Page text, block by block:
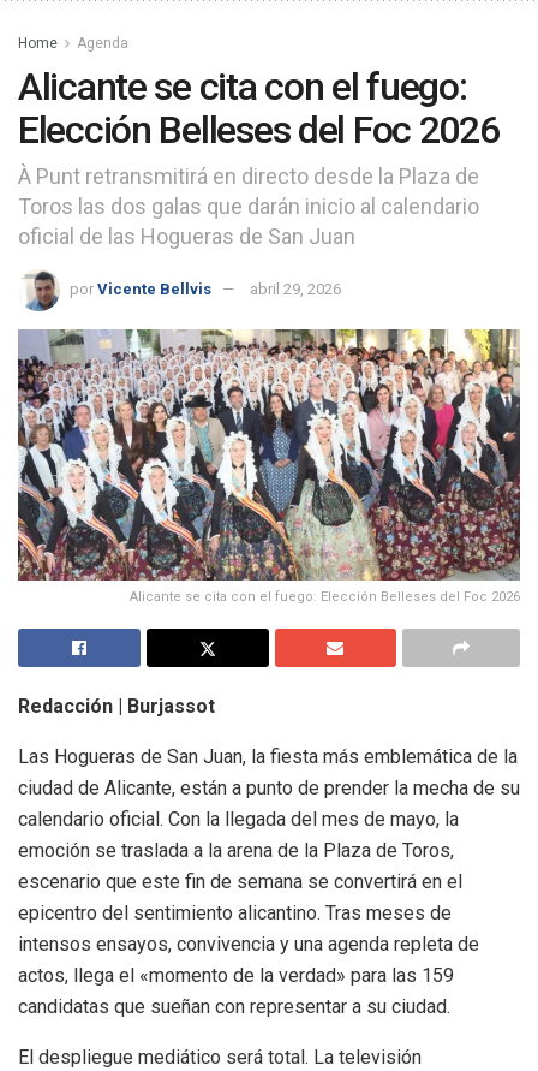
Home Agenda
Alicante se cita con el fuego:
Elección Belleses del Foc 2026
À Punt retransmitirá en directo desde la Plaza de
Toros las dos galas que darán inicio al calendario
oficial de las Hogueras de San Juan
por Vicente Bellvis abril 29, 2026
Alicante se cita con el fuego: Elección Belleses del Foc 2026
Redacción | Burjassot
Las Hogueras de San Juan, la fiesta más emblemática de la
ciudad de Alicante, están a punto de prender la mecha de su
calendario oficial. Con la llegada del mes de mayo, la
emoción se traslada a la arena de la Plaza de Toros,
escenario que este fin de semana se convertirá en el
epicentro del sentimiento alicantino. Tras meses de
intensos ensayos, convivencia y una agenda repleta de
actos, llega el «momento de la verdad» para las 159
candidatas que sueñan con representar a su ciudad.
El despliegue mediático será total. La televisión